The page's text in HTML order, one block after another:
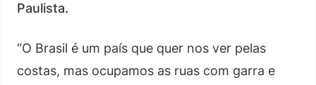
Paulista.
“O Brasil é um país que quer nos ver pelas
costas, mas ocupamos as ruas com garra e